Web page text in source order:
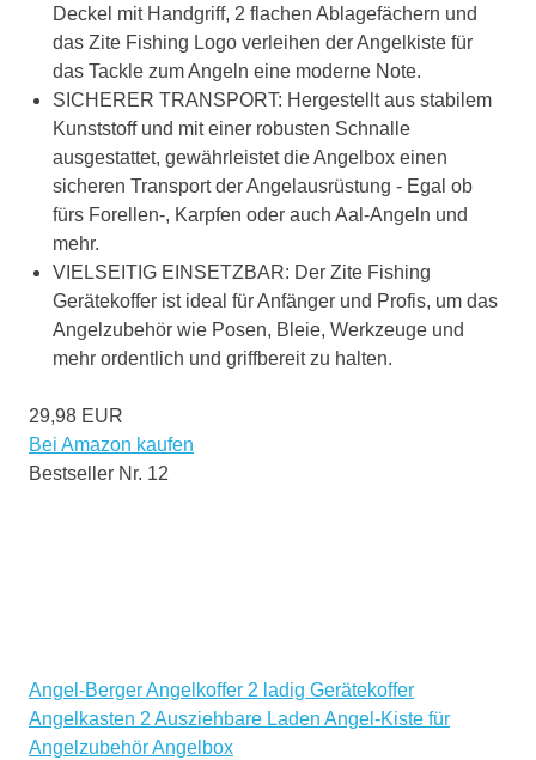
Deckel mit Handgriff, 2 flachen Ablagefächern und
das Zite Fishing Logo verleihen der Angelkiste für
das Tackle zum Angeln eine moderne Note.
SICHERER TRANSPORT: Hergestellt aus stabilem
Kunststoff und mit einer robusten Schnalle
ausgestattet, gewährleistet die Angelbox einen
sicheren Transport der Angelausrüstung - Egal ob
fürs Forellen-, Karpfen oder auch Aal-Angeln und
mehr.
VIELSEITIG EINSETZBAR: Der Zite Fishing
Gerätekoffer ist ideal für Anfänger und Profis, um das
Angelzubehör wie Posen, Bleie, Werkzeuge und
mehr ordentlich und griffbereit zu halten.
29,98 EUR
Bei Amazon kaufen
Bestseller Nr. 12
Angel-Berger Angelkoffer 2 ladig Gerätekoffer
Angelkasten 2 Ausziehbare Laden Angel-Kiste für
Angelzubehör Angelbox